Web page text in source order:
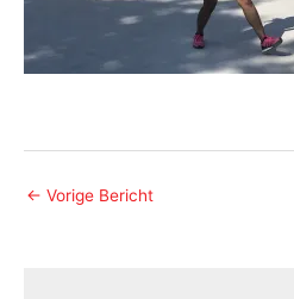
← Vorige Bericht